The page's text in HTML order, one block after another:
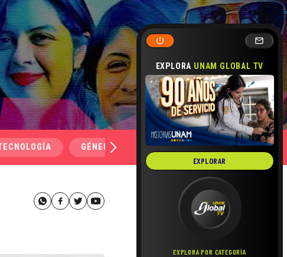
EXPLORA UNAM GLOBAL TV
EXPLORAR
EXPLORA POR CATEGORÍA
GÉNERO Y SEXUALIDAD SALUD